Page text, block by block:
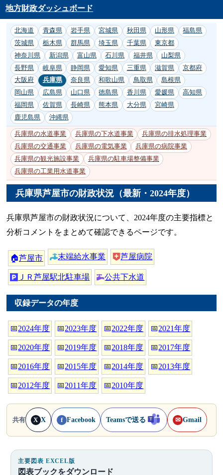
地方財政ダッシュボード
北海道 青森県 岩手県 宮城県 秋田県 山形県
福島県
茨城県
栃木県 群馬県 埼玉県 千葉県
東京都
神奈川県
新潟県 富山県 石川県 福井県
山梨県
長野県
岐阜県 静岡県 愛知県 三重県 滋賀県
京都府
大阪府
兵庫県 奈良県 和歌山県 鳥取県
島根県
岡山県
広島県 山口県 徳島県 香川県 愛媛県
高知県
福岡県
佐賀県 長崎県 熊本県 大分県
宮崎県
鹿児島県
沖縄県
兵庫県の水道事業 兵庫県の下水道事業
兵庫県の排水処理事業
兵庫県の交通事業
兵庫県の電気事業
兵庫県の病院事業
兵庫県の観光施設事業
兵庫県の駐車場整備事業
兵庫県の工業用水道事業
兵庫県芦屋市の財政状況（最新・2024年度）
兵庫県芦屋市の財政状況について、2024年度の主要指標と
分析コメントをまとめて確認できるページです。
🏠芦屋市 末端給水事業 芦屋病院
ＪＲ芦屋駅北駐車場 公共下水道
収録データの年度
📅2024年度 📅2023年度 📅2022年度 📅2021年度
📅2020年度 📅2019年度 📅2018年度 📅2017年度
📅2016年度 📅2015年度 📅2014年度 📅2013年度
📅2012年度 📅2011年度 📅2010年度
共有 X X f Facebook Teamsで送る ✉ Gmail
主要図表 EXCEL版
図表ブックをダウンロード